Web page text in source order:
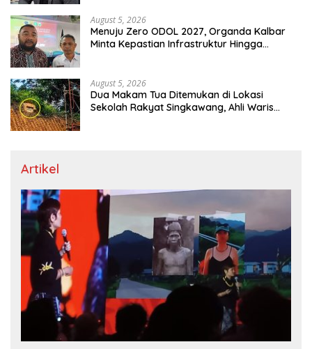
August 5, 2026
Menuju Zero ODOL 2027, Organda Kalbar
Minta Kepastian Infrastruktur Hingga
August 5, 2026
Dua Makam Tua Ditemukan di Lokasi
Sekolah Rakyat Singkawang, Ahli Waris
Artikel